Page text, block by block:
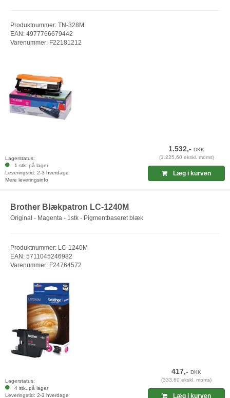
Produktnummer: TN-328M
EAN: 4977766679442
Varenummer: F22181212
Lagerstatus:
1 stk. på lager
Leveringstid: 2-3 hverdage
Mere leveringsinfo
1.532,-DKK
(1.225,60 ekskl. moms)
Læg i kurven
Brother Blækpatron LC-1240M
Original - Magenta - 1stk - Pigmentbaseret blæk
Produktnummer: LC-1240M
EAN: 5711045246982
Varenummer: F24764572
Lagerstatus:
4 stk. på lager
Leveringstid: 2-3 hverdage
417,-DKK
(333,60 ekskl. moms)
Læg i kurven